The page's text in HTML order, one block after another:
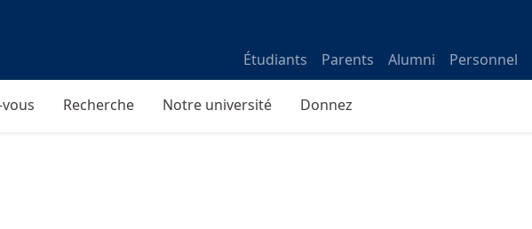
Étudiants Parents Alumni Personnel
Recherche Notre université Donnez